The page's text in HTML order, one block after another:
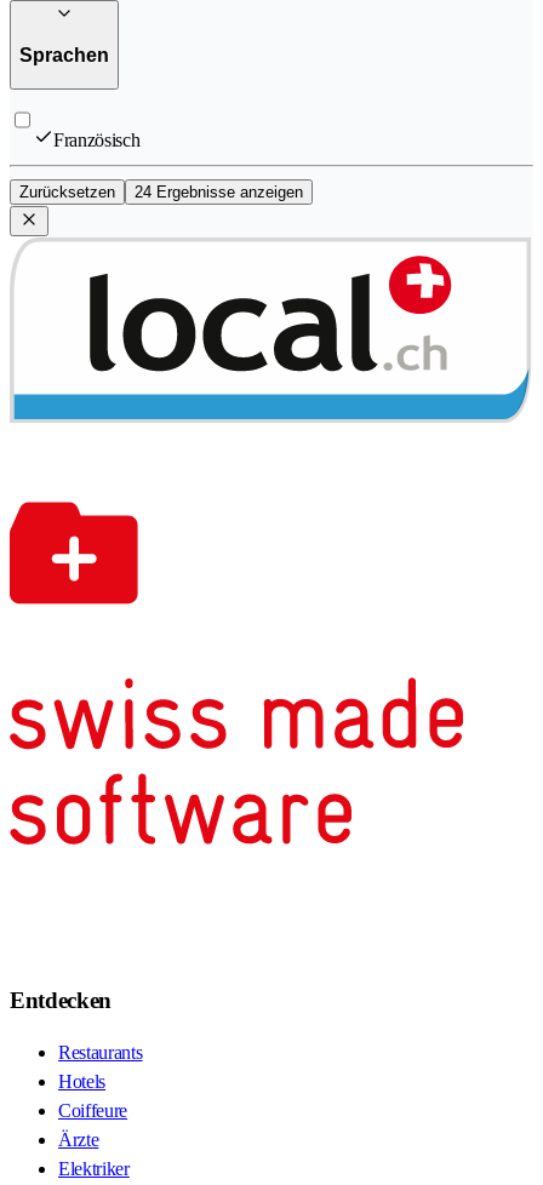
Sprachen
Französisch
Zurücksetzen 24 Ergebnisse anzeigen
Entdecken
Restaurants
Hotels
Coiffeure
Ärzte
Elektriker